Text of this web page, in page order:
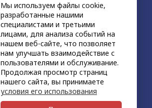
Мы используем файлы cookie,
разработанные нашими
специалистами и третьими
лицами, для анализа событий на
нашем веб-сайте, что позволяет
нам улучшать взаимодействие с
пользователями и обслуживание.
Продолжая просмотр страниц
нашего сайта, вы принимаете
условия его использования